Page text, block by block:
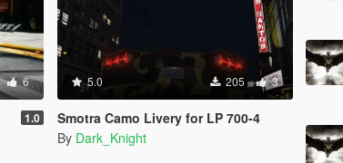
6
1.0
5.0 205 3
Smotra Camo Livery for LP 700-4
By Dark_Knight